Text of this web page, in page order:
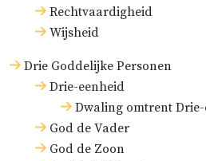
Rechtvaardigheid
Wijsheid
Drie Goddelijke Personen
Drie-eenheid
Dwaling omtrent
God de Vader
God de Zoon